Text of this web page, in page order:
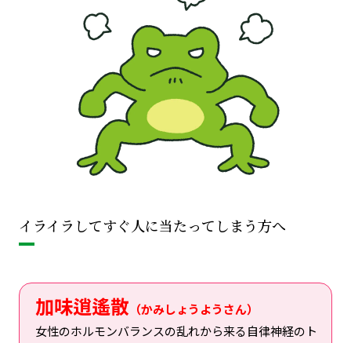
イライラしてすぐ人に当たってしまう方へ
加味逍遙散 （かみしょうようさん）
女性のホルモンバランスの乱れから来る自律神経のト